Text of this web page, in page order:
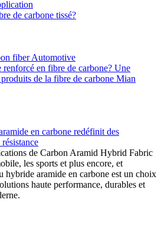
de carbone tissé?
renforcé en fibre de carbone? Une
de la fibre de carbone Mian
en carbone redéfinit des
de Carbon Aramid Hybrid Fabric
les sports et plus encore, et
hybride aramide en carbone est un choix
haute performance, durables et